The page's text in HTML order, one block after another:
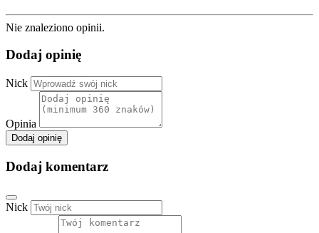
Nie znaleziono opinii.
Dodaj opinię
Nick
Opinia
Dodaj opinię
Dodaj komentarz
Nick